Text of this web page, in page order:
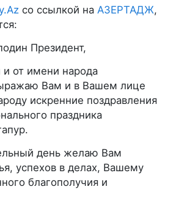
со ссылкой на АЗЕРТАДЖ,
Президент,
от имени народа
Вам и в Вашем лице
искренние поздравления
праздника
день желаю Вам
успехов в делах, Вашему
благополучия и